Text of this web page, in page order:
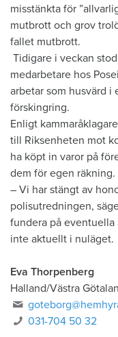
misstänkta för
mutbrott och grov
fallet mutbrott.
Tidigare i veckan
medarbetare hos
arbetar som husvärd i
förskingring.
Enligt
till Riksenheten mot
ha köpt in varor på
dem för egen räkning.
– Vi har stängt av
polisutredningen,
fundera på eventuella
inte aktuellt i nuläget.
Eva Thorpenberg
Halland/Västra
031-704 50 32